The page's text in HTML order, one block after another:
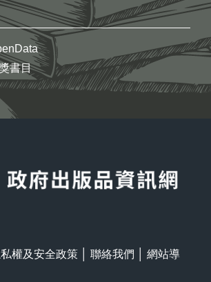
書目
權及安全政策 聯絡我們
網站導